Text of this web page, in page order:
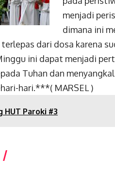
menjadi
dimana ini
dari dosa karena
ini dapat menjadi
Tuhan dan
hari.***( MARSEL )
HUT Paroki #3